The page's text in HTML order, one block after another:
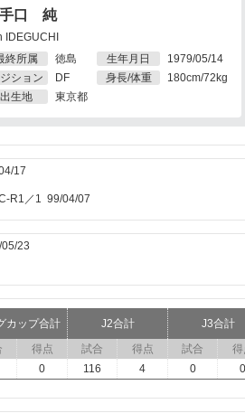
口 純
IDEGUCHI
終所属
徳島
ション
DF
出生地
東京都
生年月日
1979/05/14
身長/体重
180cm/72kg
17
R1／1 99/04/07
23
カップ合計 J2合計
J3合計
得点 試合 得点 試合
得
0 116 4 0 0